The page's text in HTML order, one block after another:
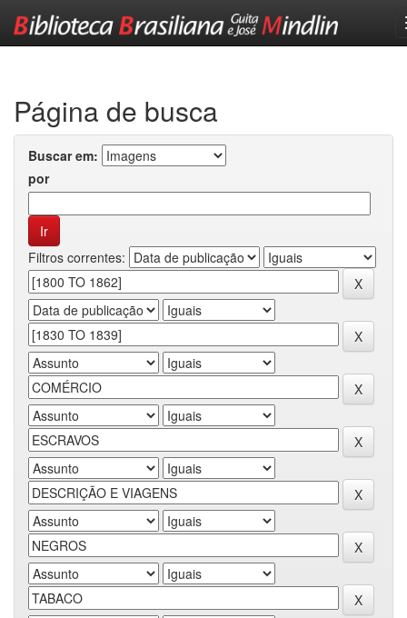
Página de busca
Buscar em:
por
Filtros correntes: